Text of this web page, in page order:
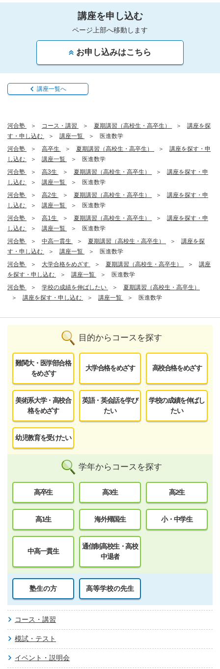
講座を申し込む
ページ上部へ移動します
お申し込みはこちら
講座一覧へ
河合塾 コース・講習 夏期講習（高校生・高卒生）
講座を探
す・申し込む
講座一覧
医進数学
河合塾
高卒生 夏期講習（高校生・高卒生）
講座を探す・申
し込む
講座一覧
医進数学
河合塾
高3生 夏期講習（高校生・高卒生）
講座を探す・申
し込む
講座一覧
医進数学
河合塾
高2生 夏期講習（高校生・高卒生）
講座を探す・申
し込む
講座一覧
医進数学
河合塾
高1生 夏期講習（高校生・高卒生）
講座を探す・申
し込む
講座一覧
医進数学
河合塾
中高一貫生 夏期講習（高校生・高卒生）
講座を探
す・申し込む
講座一覧
医進数学
河合塾
大学合格をめざす 夏期講習（高校生・高卒生）
講座
を探す・申し込む
講座一覧
医進数学
河合塾
学校の成績を伸ばしたい
夏期講習（高校生・高卒生）
講座を探す・申し込む
講座一覧 医進数学
目的からコースを探す
難関大・医学部合格
をめざす
大学合格をめざす 高校合格をめざす
美術系大学・高校合
格をめざす
英語・英会話を学び
たい
学校の成績を伸ばし
たい
幼児教育を受けたい
学年からコースを探す
高卒生 高3生 高2生
高1生 海外帰国生 小・中学生
中高一貫生
通信制高校生・高校
中退者
塾生の方 高等学校の先生
コース・講習
模試・テスト
イベント・説明会